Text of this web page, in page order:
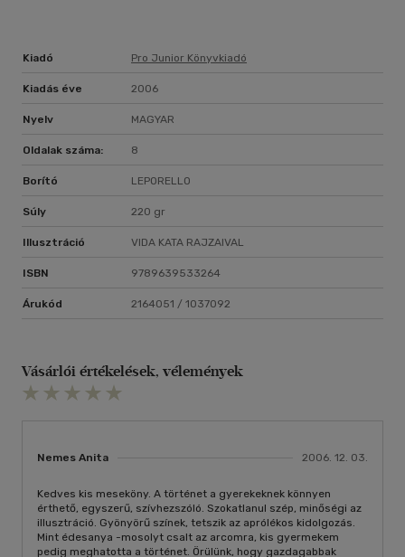
Kiadó Pro Junior Könyvkiadó
Kiadás éve 2006
Nyelv MAGYAR
Oldalak száma: 8
Borító LEPORELLO
Súly 220 gr
Illusztráció VIDA KATA RAJZAIVAL
ISBN 9789639533264
Árukód 2164051 / 1037092
Vásárlói értékelések, vélemények
Nemes Anita 2006. 12. 03.
Kedves kis meseköny. A történet a gyerekeknek könnyen
érthető, egyszerű, szívhezszóló. Szokatlanul szép, minőségi az
illusztráció. Gyönyörű színek, tetszik az aprólékos kidolgozás.
Mint édesanya -mosolyt csalt az arcomra, kis gyermekem
pedig meghatotta a történet. Örülünk, hogy gazdagabbak